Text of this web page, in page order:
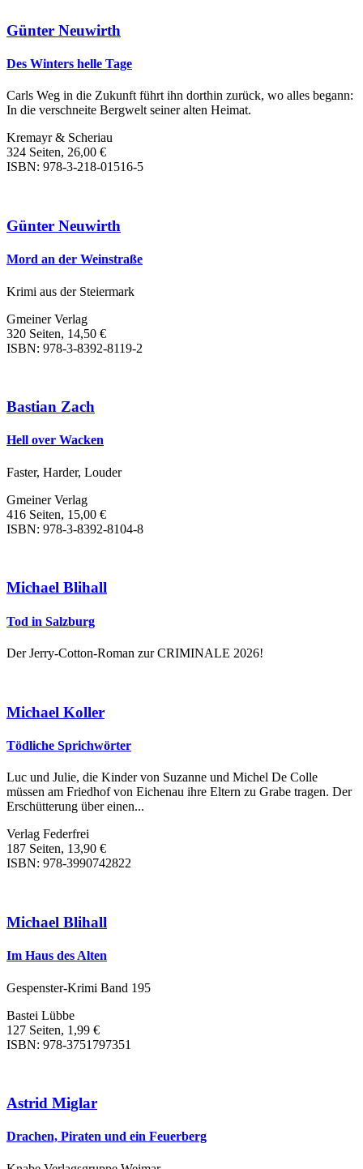
Günter Neuwirth
Des Winters helle Tage
Carls Weg in die Zukunft führt ihn dorthin zurück, wo alles begann:
In die verschneite Bergwelt seiner alten Heimat.
Kremayr & Scheriau
324 Seiten, 26,00 €
ISBN: 978-3-218-01516-5
Günter Neuwirth
Mord an der Weinstraße
Krimi aus der Steiermark
Gmeiner Verlag
320 Seiten, 14,50 €
ISBN: 978-3-8392-8119-2
Bastian Zach
Hell over Wacken
Faster, Harder, Louder
Gmeiner Verlag
416 Seiten, 15,00 €
ISBN: 978-3-8392-8104-8
Michael Blihall
Tod in Salzburg
Der Jerry-Cotton-Roman zur CRIMINALE 2026!
Michael Koller
Tödliche Sprichwörter
Luc und Julie, die Kinder von Suzanne und Michel De Colle
müssen am Friedhof von Eichenau ihre Eltern zu Grabe tragen. Der
Erschütterung über einen...
Verlag Federfrei
187 Seiten, 13,90 €
ISBN: 978-3990742822
Michael Blihall
Im Haus des Alten
Gespenster-Krimi Band 195
Bastei Lübbe
127 Seiten, 1,99 €
ISBN: 978-3751797351
Astrid Miglar
Drachen, Piraten und ein Feuerberg